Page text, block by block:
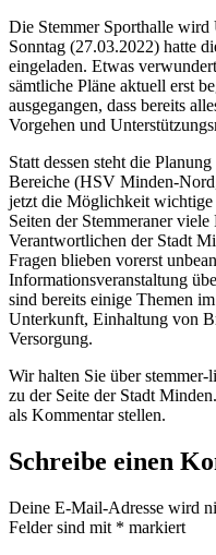
Die Stemmer Sporthalle
Sonntag (27.03.2022) hatte
eingeladen. Etwas
sämtliche Pläne aktuell erst
ausgegangen, dass bereits
Vorgehen und
Statt dessen steht die
Bereiche (HSV Minden-
jetzt die Möglichkeit wichtige
Seiten der Stemmeraner
Verantwortlichen der Stadt
Fragen blieben vorerst
Informationsveranstaltung
sind bereits einige Themen
Unterkunft, Einhaltung von
Versorgung.
Wir halten Sie über
zu der Seite der Stadt
als Kommentar stellen.
Schreibe einen
Deine E-Mail-Adresse wird
Felder sind mit * markiert